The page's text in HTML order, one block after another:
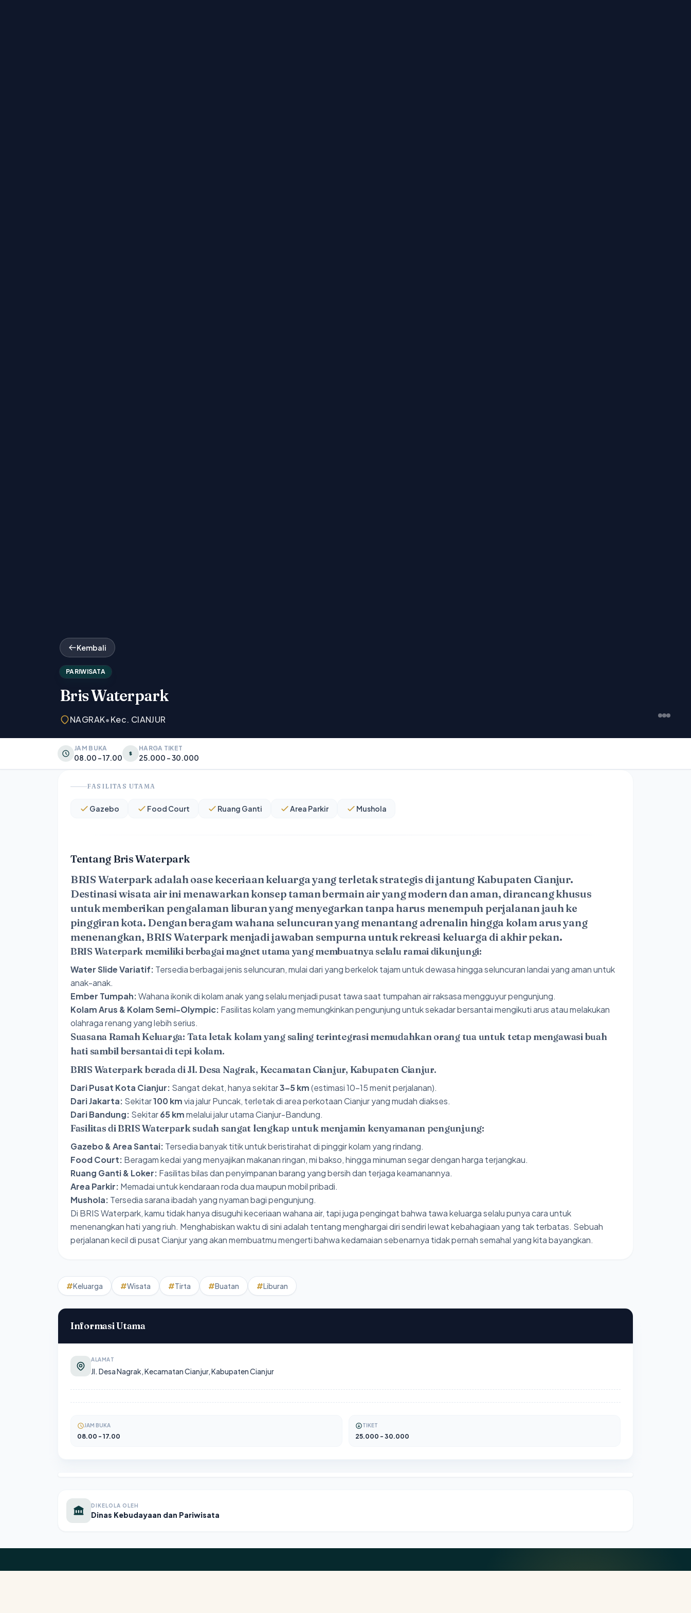
Kembali
PARIWISATA
Bris Waterpark
NAGRAK•Kec. CIANJUR
JAM BUKA
08.00 - 17.00
HARGA TIKET
25.000 - 30.000
FASILITAS UTAMA
Gazebo Food Court Ruang Ganti Area Parkir Mushola
Tentang Bris Waterpark
BRIS Waterparkadalah oase keceriaan keluarga yang terletak strategis di jantung Kabupaten Cianjur.
Destinasi wisata air ini menawarkan konsep taman bermain air yang modern dan aman, dirancang khusus
untuk memberikan pengalaman liburan yang menyegarkan tanpa harus menempuh perjalanan jauh ke
pinggiran kota. Dengan beragam wahana seluncuran yang menantang adrenalin hingga kolam arus yang
menenangkan, BRIS Waterpark menjadi jawaban sempurna untuk rekreasi keluarga di akhir pekan.
BRIS Waterpark memiliki berbagai magnet utama yang membuatnya selalu ramai dikunjungi:
Water Slide Variatif: Tersedia berbagai jenis seluncuran, mulai dari yang berkelok tajam untuk dewasa hingga seluncuran landai yang aman untuk
anak-anak.
Ember Tumpah:Wahana ikonik di kolam anak yang selalu menjadi pusat tawa saat tumpahan air raksasa mengguyur pengunjung.
Kolam Arus & Kolam Semi-Olympic: Fasilitas kolam yang memungkinkan pengunjung untuk sekadar bersantai mengikuti arus atau melakukan
olahraga renang yang lebih serius.
Suasana Ramah Keluarga: Tata letak kolam yang saling terintegrasi memudahkan orang tua untuk tetap mengawasi buah
hati sambil bersantai di tepi kolam.
BRIS Waterpark berada di Jl. Desa Nagrak, Kecamatan Cianjur, Kabupaten Cianjur.
Dari Pusat Kota Cianjur: Sangat dekat, hanya sekitar3–5 km(estimasi 10–15 menit perjalanan).
Dari Jakarta: Sekitar100 kmvia jalur Puncak, terletak di area perkotaan Cianjur yang mudah diakses.
Dari Bandung: Sekitar65 kmmelalui jalur utama Cianjur-Bandung.
Fasilitas di BRIS Waterpark sudah sangat lengkap untuk menjamin kenyamanan pengunjung:
Gazebo & Area Santai: Tersedia banyak titik untuk beristirahat di pinggir kolam yang rindang.
Food Court: Beragam kedai yang menyajikan makanan ringan, mi bakso, hingga minuman segar dengan harga terjangkau.
Ruang Ganti & Loker: Fasilitas bilas dan penyimpanan barang yang bersih dan terjaga keamanannya.
Area Parkir: Memadai untuk kendaraan roda dua maupun mobil pribadi.
Mushola: Tersedia sarana ibadah yang nyaman bagi pengunjung.
Di BRIS Waterpark, kamu tidak hanya disuguhi keceriaan wahana air, tapi juga pengingat bahwa tawa keluarga selalu punya cara untuk
menenangkan hati yang riuh. Menghabiskan waktu di sini adalah tentang menghargai diri sendiri lewat kebahagiaan yang tak terbatas. Sebuah
perjalanan kecil di pusat Cianjur yang akan membuatmu mengerti bahwa kedamaian sebenarnya tidak pernah semahal yang kita bayangkan.
#Keluarga #Wisata #Tirta #Buatan #Liburan
Informasi Utama
ALAMAT
Jl. Desa Nagrak, Kecamatan Cianjur, Kabupaten Cianjur
JAM BUKA
08.00 - 17.00
TIKET
25.000 - 30.000
DIKELOLA OLEH
Dinas Kebudayaan dan Pariwisata